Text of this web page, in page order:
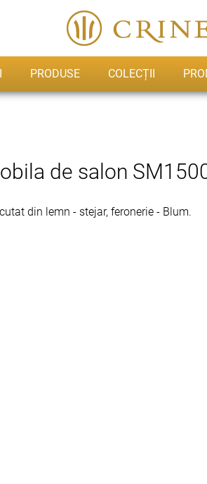
PRODUSE COLECȚII
de salon
din lemn - stejar, feronerie - Blum.